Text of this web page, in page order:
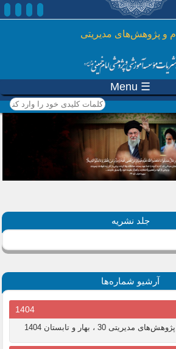
رفتن به محتوای اصلی
و پژوهش‌های مدیریتی
☰ Menu
کلمات کلیدی خود را وارد
کنید
جلد نشریه
آرشیو شماره‌ها
1404
مدیریتی 30 ، بهار و تابستان 1404